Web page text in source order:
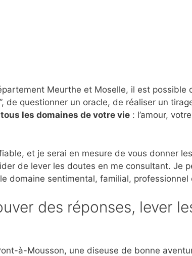
Meurthe et Moselle, il est possible
de questionner un oracle, de réaliser un
tous les domaines de votre vie : l’amour,
et je serai en mesure de vous donner
de lever les doutes en me consultant. Je
domaine sentimental, familial, professionnel
des réponses, lever
à-Mousson, une diseuse de bonne